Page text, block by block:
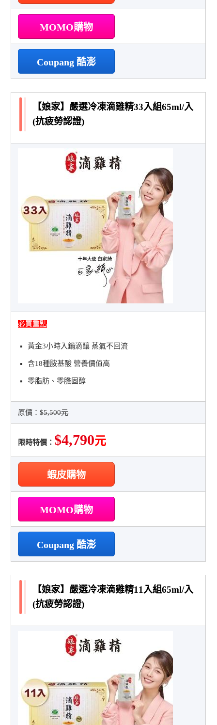
MOMO購物
Coupang 酷澎
【娘家】嚴選冷凍滴雞精33入組65ml/入
(抗疲勞認證)
必買重點
黃金3小時入鍋滴釀 蒸氣不回流
含18種胺基酸 營養價值高
零脂肪、零膽固醇
原價：$5,500元
限時特價： $4,790元
蝦皮購物
MOMO購物
Coupang 酷澎
【娘家】嚴選冷凍滴雞精11入組65ml/入
(抗疲勞認證)